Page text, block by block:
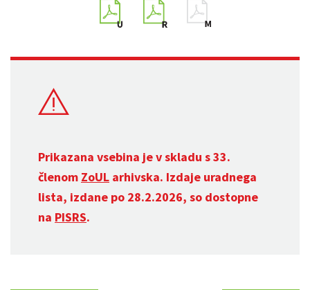
Prikazana vsebina je v skladu s 33.
členom ZoUL arhivska. Izdaje uradnega
lista, izdane po 28.2.2026, so dostopne
na PISRS.